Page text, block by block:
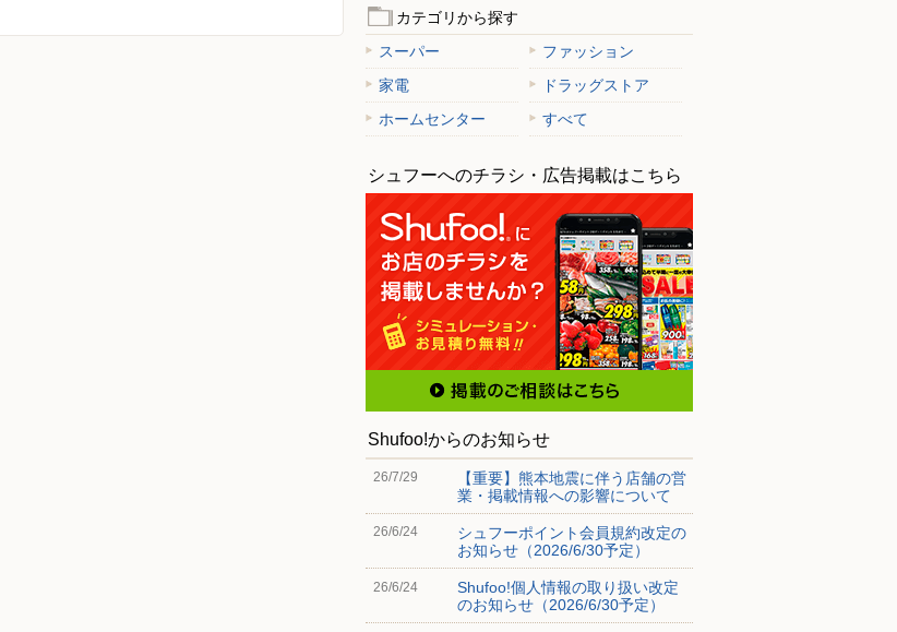
カテゴリから探す
スーパー
ファッション
家電
ドラッグストア
ホームセンター
すべて
シュフーへのチラシ・広告掲載はこちら
Shufoo!からのお知らせ
26/7/29
【重要】熊本地震に伴う店舗の営
業・掲載情報への影響について
26/6/24
シュフーポイント会員規約改定の
お知らせ（2026/6/30予定）
26/6/24
Shufoo!個人情報の取り扱い改定
のお知らせ（2026/6/30予定）